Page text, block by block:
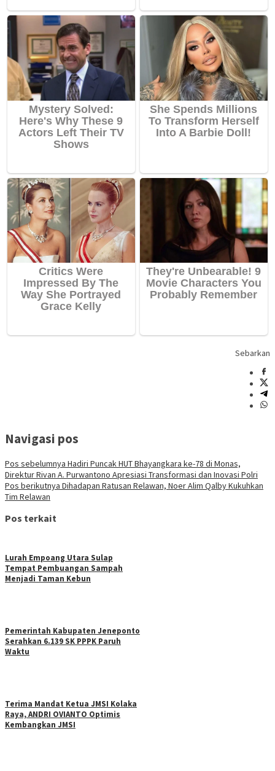
Sebarkan
Navigasi pos
Pos sebelumnya Hadiri Puncak HUT Bhayangkara ke-78 di Monas,
Direktur Rivan A. Purwantono Apresiasi Transformasi dan Inovasi Polri
Pos berikutnya Dihadapan Ratusan Relawan, Noer Alim Qalby Kukuhkan
Tim Relawan
Pos terkait
Lurah Empoang Utara Sulap
Tempat Pembuangan Sampah
Menjadi Taman Kebun
Pemerintah Kabupaten Jeneponto
Serahkan 6.139 SK PPPK Paruh
Waktu
Terima Mandat Ketua JMSI Kolaka
Raya, ANDRI OVIANTO Optimis
Kembangkan JMSI